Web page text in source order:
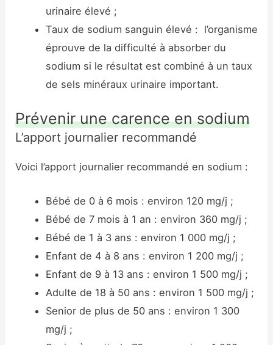
urinaire élevé ;
Taux de sodium sanguin élevé : l’organisme
éprouve de la difficulté à absorber du
sodium si le résultat est combiné à un taux
de sels minéraux urinaire important.
Prévenir une carence en sodium
L’apport journalier recommandé
Voici l’apport journalier recommandé en sodium :
Bébé de 0 à 6 mois : environ 120 mg/j ;
Bébé de 7 mois à 1 an : environ 360 mg/j ;
Bébé de 1 à 3 ans : environ 1 000 mg/j ;
Enfant de 4 à 8 ans : environ 1 200 mg/j ;
Enfant de 9 à 13 ans : environ 1 500 mg/j ;
Adulte de 18 à 50 ans : environ 1 500 mg/j ;
Senior de plus de 50 ans : environ 1 300
mg/j ;